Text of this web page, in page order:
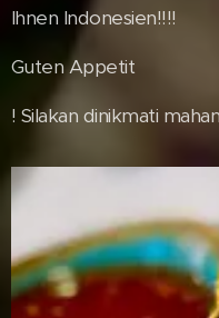
Ihnen Indonesien!!!!
Guten Appetit
! Silakan dinikmati